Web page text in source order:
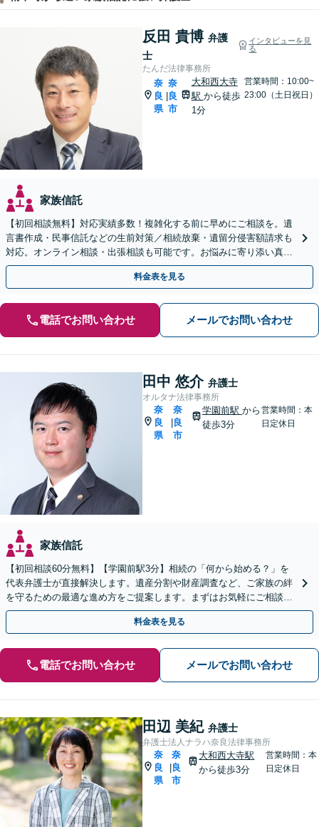
反田 貴博 弁護
士
インタビューを見
る
たんだ法律事務所
奈
良
県
奈
良
市
大和西大寺
駅 から徒歩
1分
営業時間：10:00~
23:00（土日祝日）
家族信託
【初回相談無料】対応実績多数！複雑化する前に早めにご相談を。遺
言書作成・民事信託などの生前対策／相続放棄・遺留分侵害額請求も
対応。オンライン相談・出張相談も可能です。お悩みに寄り添い真摯
に対応します【休日・夜間対応可】【大和西大寺駅1分】
料金表を見る
電話でお問い合わせ メールでお問い合わせ
田中 悠介 弁護士
オルタナ法律事務所
奈
良
県
奈
良
市
学園前駅 から
徒歩3分
営業時間：本
日定休日
家族信託
【初回相談60分無料】【学園前駅3分】相続の「何から始める？」を
代表弁護士が直接解決します。遺産分割や財産調査など、ご家族の絆
を守るための最適な進め方をご提案します。まずはお気軽にご相談く
ださい【オンライン相談可】
料金表を見る
電話でお問い合わせ メールでお問い合わせ
田辺 美紀 弁護士
弁護士法人ナラハ奈良法律事務所
奈
良
県
奈
良
市
大和西大寺駅
から徒歩3分
営業時間：本
日定休日